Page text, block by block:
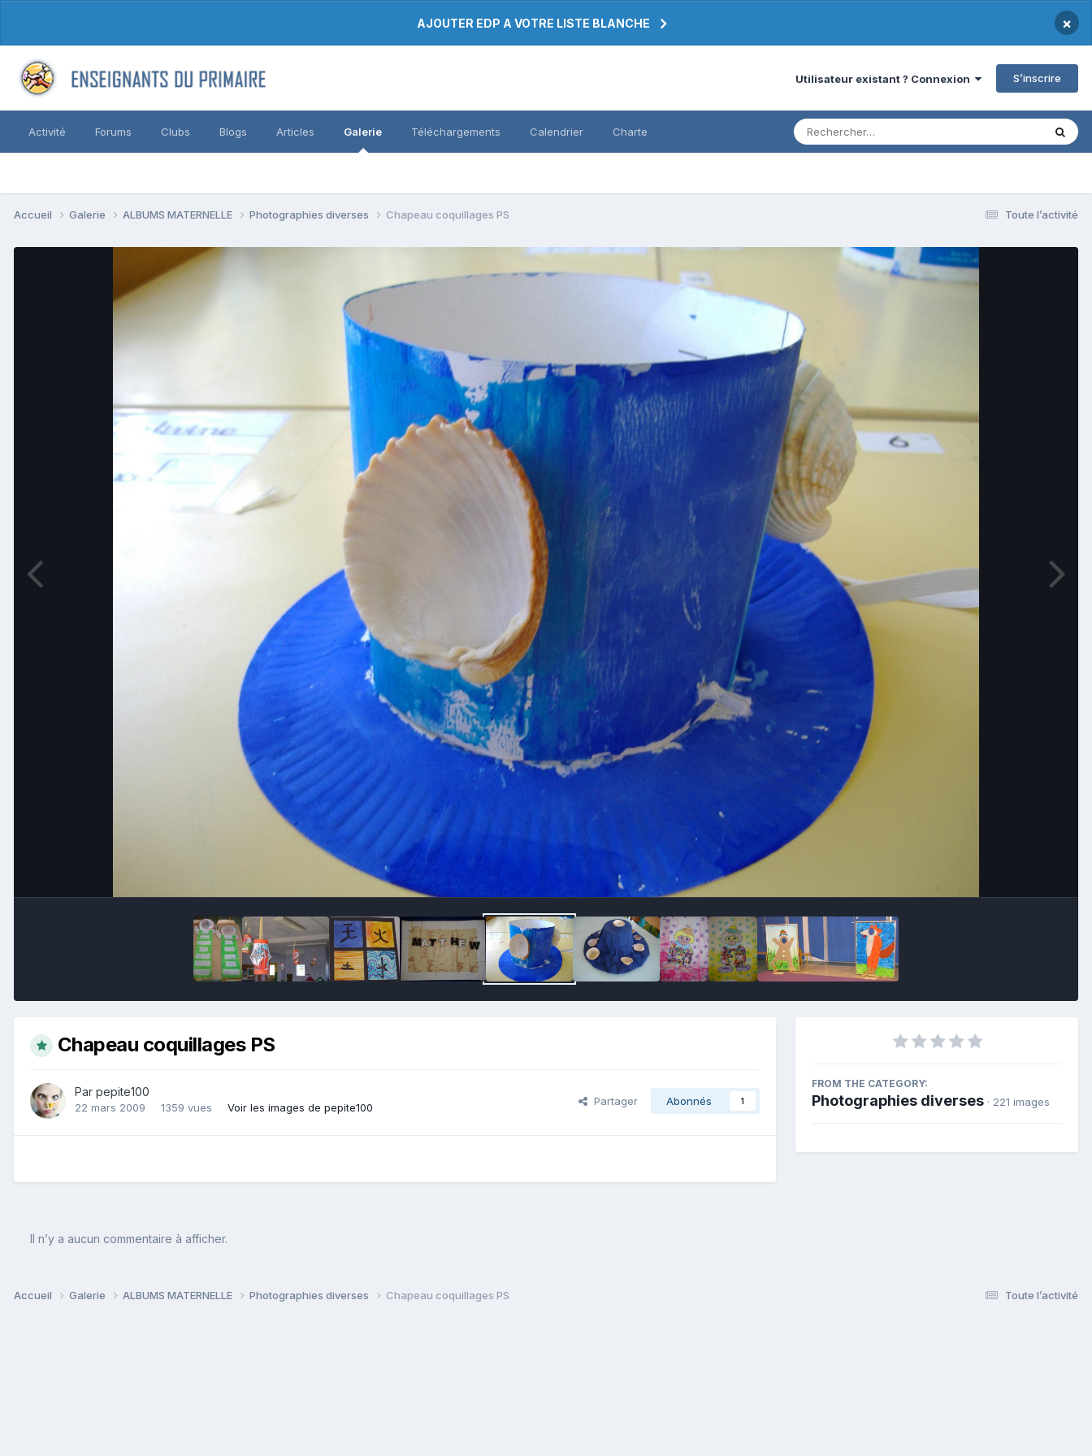
AJOUTER EDP A VOTRE LISTE BLANCHE ×
Utilisateur existant ? Connexion S’inscrire
Activité Forums Clubs Blogs Articles Galerie Téléchargements Calendrier Charte
Toute l’activité
Accueil Galerie ALBUMS MATERNELLE Photographies diverses Chapeau coquillages PS
Chapeau coquillages PS
Par pepite100
22 mars 2009 1359 vues Voir les images de pepite100
Partager Abonnés 1
FROM THE CATEGORY:
Photographies diverses · 221 images
Il n’y a aucun commentaire à afficher.
Toute l’activité
Accueil Galerie ALBUMS MATERNELLE Photographies diverses Chapeau coquillages PS